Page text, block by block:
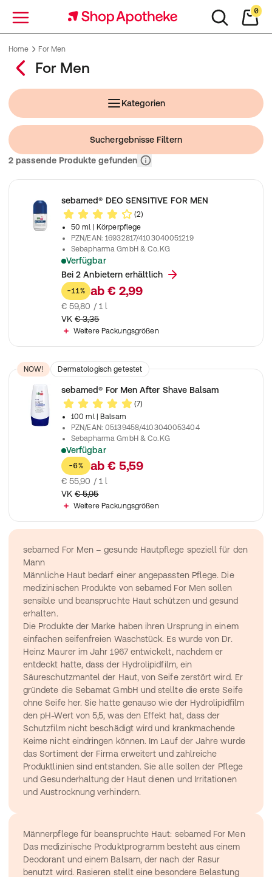
Menü
0
Home For Men
For Men
Kategorien
Suchergebnisse Filtern
2 passende Produkte gefundenRelevanz
sebamed® DEO SENSITIVE FOR MEN
(2)
50 ml
| Körperpflege
PZN/EAN:16932817/4103040051219
Sebapharma GmbH & Co.KG
Verfügbar
Für langanhaltenden Schutz vor Schweiß und schlechten
Bei 2 Anbietern erhältlich
-11% ab € 2,99
€ 59,80 / 1 l
VK € 3,35
Weitere Packungsgrößen
NOW! Dermatologisch getestet
sebamed® For Men After Shave Balsam
(7)
100 ml
| Balsam
PZN/EAN:05139458/4103040053404
Sebapharma GmbH & Co.KG
Verfügbar
Beruhigt strapazierte und empfindliche Haut nach der Rasur
-6% ab € 5,59
€ 55,90 / 1 l
VK € 5,95
Weitere Packungsgrößen
sebamed For Men – gesunde Hautpflege speziell für den
Mann
Männliche Haut bedarf einer angepassten Pflege. Die
medizinischen Produkte von sebamed For Men sollen
sensible und beanspruchte Haut schützen und gesund
erhalten.
Die Produkte der Marke haben ihren Ursprung in einem
einfachen seifenfreien Waschstück. Es wurde von Dr.
Heinz Maurer im Jahr 1967 entwickelt, nachdem er
entdeckt hatte, dass der Hydrolipidfilm, ein
Säureschutzmantel der Haut, von Seife zerstört wird. Er
gründete die Sebamat GmbH und stellte die erste Seife
ohne Seife her. Sie hatte genauso wie der Hydrolipidfilm
den pH-Wert von 5,5, was den Effekt hat, dass der
Schutzfilm nicht beschädigt wird und krankmachende
Keime nicht eindringen können. Im Lauf der Jahre wurde
das Sortiment der Firma erweitert und zahlreiche
Produktlinien sind entstanden. Sie alle sollen der Pflege
und Gesunderhaltung der Haut dienen und Irritationen
und Austrocknung verhindern.
Männerpflege für beanspruchte Haut: sebamed For Men
Das medizinische Produktprogramm besteht aus einem
Deodorant und einem Balsam, der nach der Rasur
benutzt wird. Rasieren stellt eine besondere Belastung